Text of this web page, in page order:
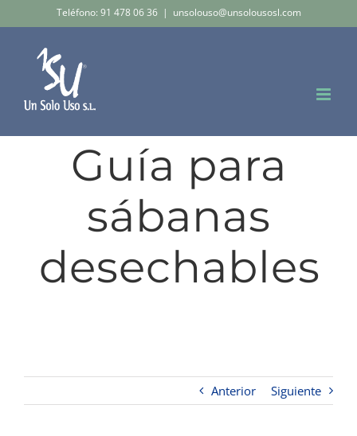
contenido
Teléfono: 91 478 06 36 | unsolouso@unsolousosl.com
Guía para
sábanas
desechables
Anterior Siguiente